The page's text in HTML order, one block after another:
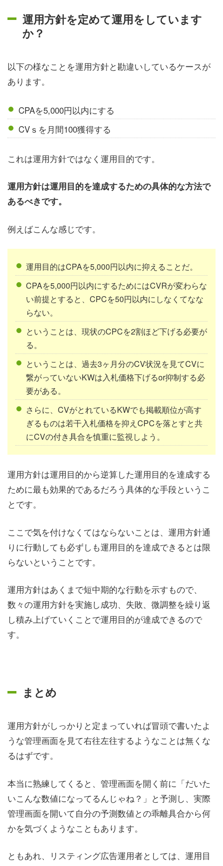
運用方針を定めて運用をしています
か？
以下の様なことを運用方針と勘違いしているケースが
あります。
CPAを5,000円以内にする
CVｓを月間100獲得する
これは運用方針ではなく運用目的です。
運用方針は運用目的を達成するための具体的な方法で
あるべきです。
例えばこんな感じです。
運用目的はCPAを5,000円以内に抑えることだ。
CPAを5,000円以内にするためにはCVRが変わらな
い前提とすると、CPCを50円以内にしなくてなな
らない。
ということは、現状のCPCを2割ほど下げる必要が
る。
ということは、過去3ヶ月分のCV状況を見てCVに
繋がっていないKWは入札価格下げるor抑制する必
要がある。
さらに、CVがとれているKWでも掲載順位が高す
ぎるものは若干入札価格を抑えCPCを落とすと共
にCVの付き具合を慎重に監視しよう。
運用方針は運用目的から逆算した運用目的を達成する
ために最も効果的であるだろう具体的な手段というこ
とです。
ここで気を付けなくてはならないことは、運用方針通
りに行動しても必ずしも運用目的を達成できるとは限
らないということです。
運用方針はあくまで短中期的な行動を示すもので、
数々の運用方針を実施し成功、失敗、微調整を繰り返
し積み上げていくことで運用目的が達成できるので
す。
まとめ
運用方針がしっかりと定まっていれば冒頭で書いたよ
うな管理画面を見て右往左往するようなことは無くな
るはずです。
本当に熟練してくると、管理画面を開く前に「だいた
いこんな数値になってるんじゃね？」と予測し、実際
管理画面を開いて自分の予測数値との乖離具合から何
かを気づくようなこともあります。
ともあれ、リスティング広告運用者としては、運用目